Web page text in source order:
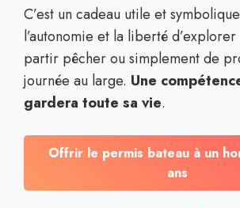
C’est un cadeau utile et
l’autonomie et la liberté
partir pêcher ou simplement de
journée au large. Une
gardera toute sa vie.
Offrir le permis bateau à un
ans